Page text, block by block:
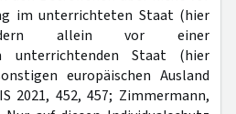
im unterrichteten Staat (hier
allein vor einer
unterrichtenden Staat (hier
europäischen Ausland
2021, 452, 457; Zimmermann,